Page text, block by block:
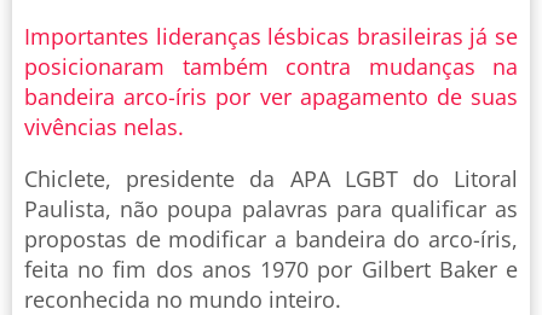
Importantes lideranças lésbicas brasileiras já se
posicionaram também contra mudanças na
bandeira arco-íris por ver apagamento de suas
vivências nelas.
Chiclete, presidente da APA LGBT do Litoral
Paulista, não poupa palavras para qualificar as
propostas de modificar a bandeira do arco-íris,
feita no fim dos anos 1970 por Gilbert Baker e
reconhecida no mundo inteiro.